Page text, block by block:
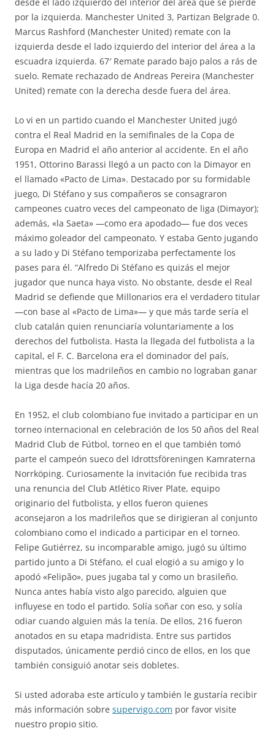
por la izquierda. Manchester United 3, Partizan Belgrade 0.
Marcus Rashford (Manchester United) remate con la
izquierda desde el lado izquierdo del interior del área a la
escuadra izquierda. 67′ Remate parado bajo palos a rás de
suelo. Remate rechazado de Andreas Pereira (Manchester
United) remate con la derecha desde fuera del área.
Lo vi en un partido cuando el Manchester United jugó
contra el Real Madrid en la semifinales de la Copa de
Europa en Madrid el año anterior al accidente. En el año
1951, Ottorino Barassi llegó a un pacto con la Dimayor en
el llamado «Pacto de Lima». Destacado por su formidable
juego, Di Stéfano y sus compañeros se consagraron
campeones cuatro veces del campeonato de liga (Dimayor);
además, «la Saeta» —como era apodado— fue dos veces
máximo goleador del campeonato. Y estaba Gento jugando
a su lado y Di Stéfano temporizaba perfectamente los
pases para él. “Alfredo Di Stéfano es quizás el mejor
jugador que nunca haya visto. No obstante, desde el Real
Madrid se defiende que Millonarios era el verdadero titular
—con base al «Pacto de Lima»— y que más tarde sería el
club catalán quien renunciaría voluntariamente a los
derechos del futbolista. Hasta la llegada del futbolista a la
capital, el F. C. Barcelona era el dominador del país,
mientras que los madrileños en cambio no lograban ganar
la Liga desde hacía 20 años.
En 1952, el club colombiano fue invitado a participar en un
torneo internacional en celebración de los 50 años del Real
Madrid Club de Fútbol, torneo en el que también tomó
parte el campeón sueco del Idrottsföreningen Kamraterna
Norrköping. Curiosamente la invitación fue recibida tras
una renuncia del Club Atlético River Plate, equipo
originario del futbolista, y ellos fueron quienes
aconsejaron a los madrileños que se dirigieran al conjunto
colombiano como el indicado a participar en el torneo.
Felipe Gutiérrez, su incomparable amigo, jugó su último
partido junto a Di Stéfano, el cual elogió a su amigo y lo
apodó «Felipão», pues jugaba tal y como un brasileño.
Nunca antes había visto algo parecido, alguien que
influyese en todo el partido. Solía soñar con eso, y solía
odiar cuando alguien más la tenía. De ellos, 216 fueron
anotados en su etapa madridista. Entre sus partidos
disputados, únicamente perdió cinco de ellos, en los que
también consiguió anotar seis dobletes.
Si usted adoraba este artículo y también le gustaría recibir
más información sobre supervigo.com por favor visite
nuestro propio sitio.